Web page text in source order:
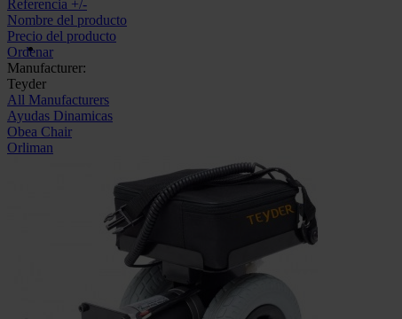
Referencia +/-
Nombre del producto
Precio del producto
Ordenar
Manufacturer:
Teyder
All Manufacturers
Ayudas Dinamicas
Obea Chair
Orliman